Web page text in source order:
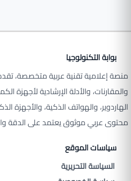
بوابة التكنولوجيا
منصة إعلامية تقنية عربية متخصصة، تقدم
والمقارنات، والأدلة الإرشادية لأجهزة
الهاردوير، والهواتف الذكية، والأجهزة
محتوى عربي موثوق يعتمد على الدقة
سياسات الموقع
السياسة التحريرية